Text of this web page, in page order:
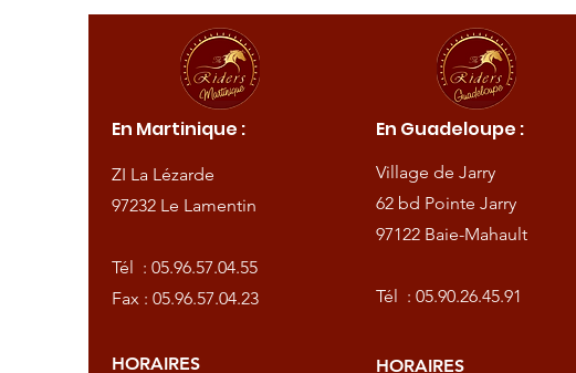
En Martinique :
ZI La Lézarde
97232 Le Lamentin
Tél :05.96.57.04.55
Fax : 05.96.57.04.23
HORAIRES
En Guadeloupe :
Village de Jarry
62 bd Pointe Jarry
97122 Baie-Mahault
Tél : 05.90.26.45.91
HORAIRES